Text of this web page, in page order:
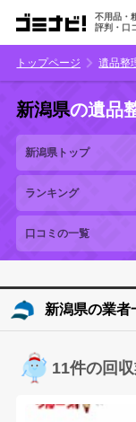
不用品・
評判・口
トップページ 遺品整
新潟県の遺品
新潟県トップ
ランキング
口コミの一覧
新潟県の業者
11件の回